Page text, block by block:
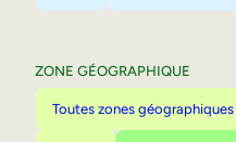
ZONE GÉOGRAPHIQUE
Toutes zones géographiques